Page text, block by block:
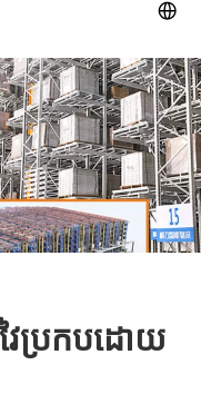
ៃប្រកបដោយ